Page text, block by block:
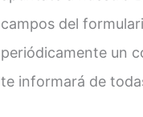
campos del
periódicamente un
te informará de